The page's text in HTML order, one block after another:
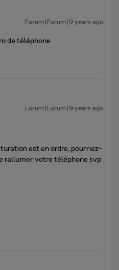
Forum|Forum|9 years ago
de téléphone
Forum|Forum|9 years ago
est en ordre, pourriez-
rallumer votre téléphone svp